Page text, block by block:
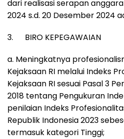
dari realisasi serapan
2024 s.d. 20 Desember 2024
3. BIRO KEPEGAWAIAN
a. Meningkatnya
Kejaksaan RI melalui Indeks
Kejaksaan RI sesuai Pasal 3
2018 tentang Pengukuran
penilaian Indeks
Republik Indonesia 2023
termasuk kategori Tinggi;